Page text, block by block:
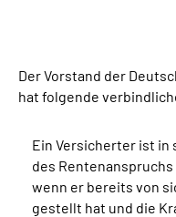
Über uns & Presse
Online-Services
Suche
Der Vorstand der
hat folgende
Ein Versicherter ist in
des
wenn er bereits von
gestellt hat und die